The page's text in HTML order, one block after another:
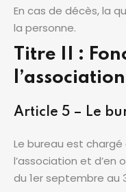
En cas de décès, la
la personne.
Titre II :
l’association
Article 5 – Le
Le bureau est
l’association et
du 1er septembre au